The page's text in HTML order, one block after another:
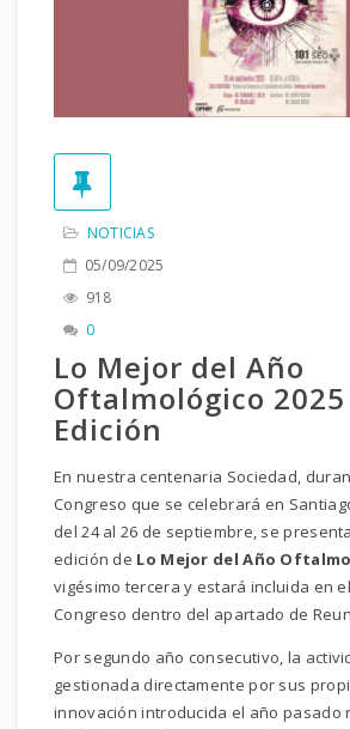
NOTICIAS
05/09/2025
918
0
Lo Mejor del Año
Oftalmológico 2025
Edición
En nuestra centenaria Sociedad,
Congreso que se celebrará en
del 24 al 26 de septiembre, se
edición de Lo Mejor del Año
vigésimo tercera y estará incluida en
Congreso dentro del apartado de
Por segundo año consecutivo, la
gestionada directamente por sus
innovación introducida el año pasado